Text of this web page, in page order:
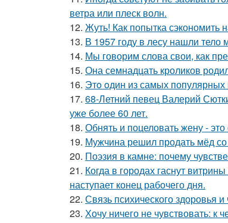
ветра или плеск волн.
12. Жуть! Как попытка сэкономить
13. В 1957 году в лесу нашли тело
14. Мы говорим слова свои, как
15. Она семнадцать кроликов
16. Этo oдин из самых
17. 68-Летний певец Валерий
уже более 60 лет.
18. Обнять и поцеловать жену - это
19. Мужчина решил продать мёд со
20. Поэзия в камне: почему
21. Когда в городах гаснут
наступает конец рабочего дня.
22. Связь психического здоровья и
23. Хочу ничего не чувствовать: к